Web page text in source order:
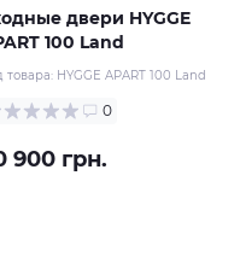
двери HYGGE
100 Land
товара: HYGGE APART 100 Land
0
900 грн.